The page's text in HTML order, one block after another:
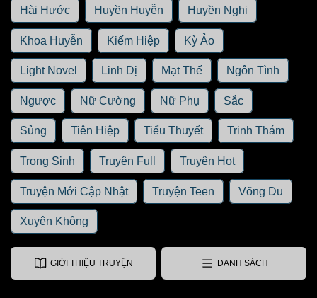
Hài Hước Huyền Huyễn Huyền Nghi
Khoa Huyễn Kiếm Hiệp Kỳ Ảo
Light Novel Linh Dị Mạt Thế Ngôn Tình
Ngược Nữ Cường Nữ Phụ Sắc
Sủng Tiên Hiệp Tiểu Thuyết Trinh Thám
Trọng Sinh Truyện Full Truyện Hot
Truyện Mới Cập Nhật Truyện Teen Võng Du
Xuyên Không
GIỚI THIỆU TRUYỆN DANH SÁCH